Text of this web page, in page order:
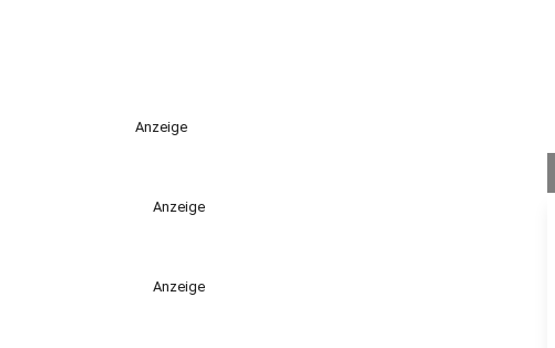
Anzeige
Anzeige
Anzeige